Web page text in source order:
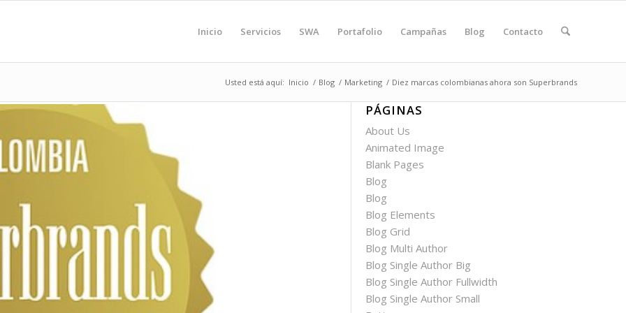
Inicio Servicios SWA Portafolio Campañas Blog Contacto
Usted está aquí: Inicio / Blog / Marketing / Diez marcas colombianas ahora son Superbrands
PÁGINAS
About Us
Animated Image
Blank Pages
Blog
Blog
Blog Elements
Blog Grid
Blog Multi Author
Blog Single Author Big
Blog Single Author Fullwidth
Blog Single Author Small